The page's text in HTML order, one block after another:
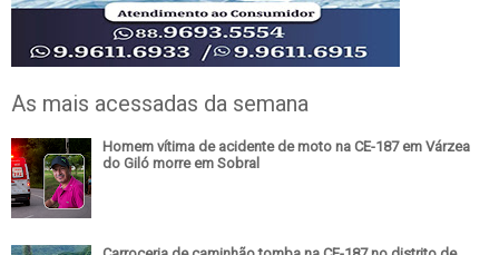
As mais acessadas da semana
Homem vítima de acidente de moto na CE-187 em Várzea
do Giló morre em Sobral